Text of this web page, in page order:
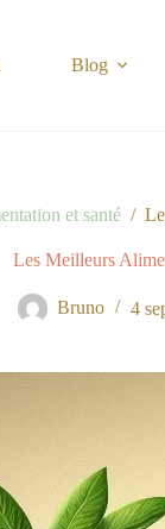
Blog
et santé /
Les Meilleurs
Bruno 4